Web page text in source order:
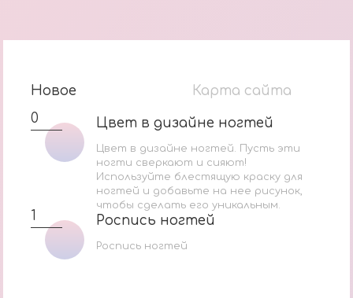
Новое
Карта сайта
0
Цвет в дизайне ногтей
Цвет в дизайне ногтей
Цвет в дизайне ногтей. Пусть эти
ногти сверкают и сияют!
Используйте блестящую краску для
ногтей и добавьте на нее рисунок,
чтобы сделать его уникальным.
1 Роспись ногтей
Роспись ногтей
Роспись ногтей